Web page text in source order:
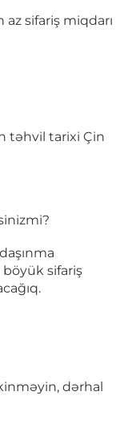
az sifariş miqdarı
təhvil tarixi Çin
sifariş
dərhal